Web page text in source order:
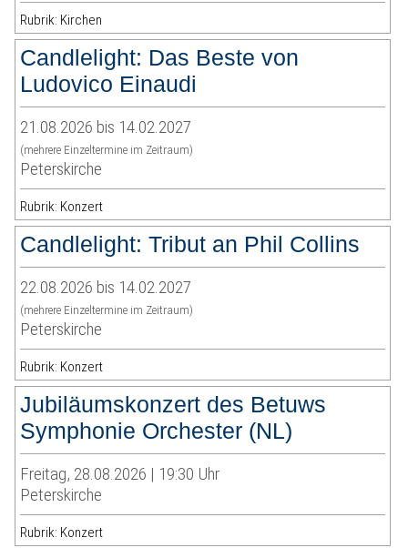
Rubrik: Kirchen
Candlelight: Das Beste von
Ludovico Einaudi
21.08.2026 bis 14.02.2027
(mehrere Einzeltermine im Zeitraum)
Peterskirche
Rubrik: Konzert
Candlelight: Tribut an Phil Collins
22.08.2026 bis 14.02.2027
(mehrere Einzeltermine im Zeitraum)
Peterskirche
Rubrik: Konzert
Jubiläumskonzert des Betuws
Symphonie Orchester (NL)
Freitag, 28.08.2026 | 19:30 Uhr
Peterskirche
Rubrik: Konzert